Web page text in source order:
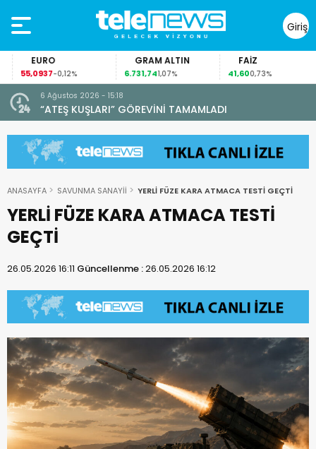
Giriş
Yap
EURO
55,0937-0,12%
GRAM ALTIN
6.731,741,07%
FAİZ
41,600,73%
6 Ağustos 2026 - 15:18
“ATEŞ KUŞLARI” GÖREVİNİ TAMAMLADI
ANASAYFA SAVUNMA SANAYİİ YERLİ FÜZE KARA ATMACA TESTİ GEÇTİ
YERLİ FÜZE KARA ATMACA TESTİ
GEÇTİ
26.05.2026 16:11 Güncellenme :26.05.2026 16:12